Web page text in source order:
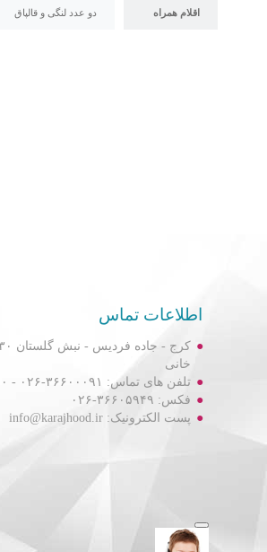
اقلام همراه دو عدد لنگی و قالپاق
اطلاعات تماس
خانی
تلفن های تماس: ۳۶۶۰۰۰۹۱-۰۲۶ - ۳۶۶۰۲۷۴۰-۰۲۶
فکس: ۳۶۶۰۵۹۴۹-۰۲۶
پست الکترونیک: info@karajhood.ir